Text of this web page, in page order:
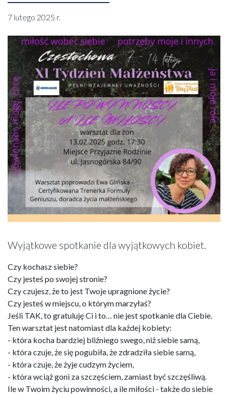
7 lutego 2025 r.
Wyjątkowe spotkanie dla wyjątkowych kobiet.
Czy kochasz siebie?
Czy jesteś po swojej stronie?
Czy czujesz, że to jest Twoje upragnione życie?
Czy jesteś w miejscu, o którym marzyłaś?
Jeśli TAK, to gratuluję Ci i to… nie jest spotkanie dla Ciebie.
Ten warsztat jest natomiast dla każdej kobiety:
- która kocha bardziej bliźniego swego, niż siebie samą,
- która czuje, że się pogubiła, że zdradziła siebie samą,
- która czuje, że żyje cudzym życiem,
- która wciąż goni za szczęściem, zamiast być szczęśliwą.
Ile w Twoim życiu powinności, a ile miłości - także do siebie